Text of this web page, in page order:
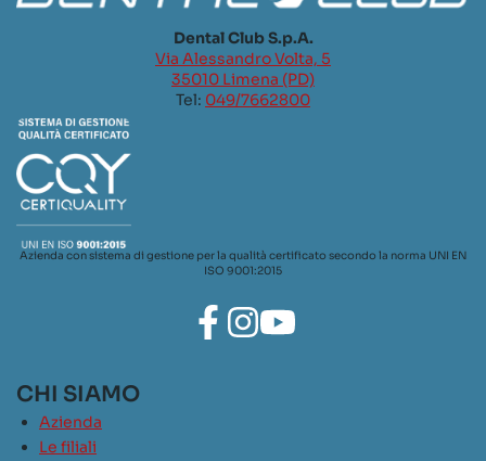
Dental Club S.p.A.
Via Alessandro Volta, 5
35010 Limena (PD)
Tel: 049/7662800
Azienda con sistema di gestione per la qualità certificato secondo la norma UNI EN
ISO 9001:2015
CHI SIAMO
Azienda
Le filiali